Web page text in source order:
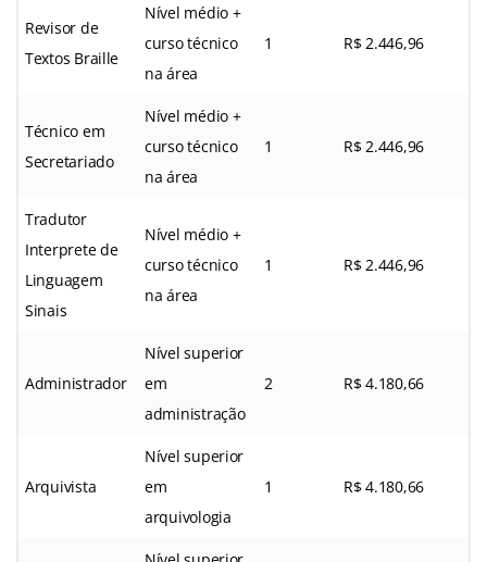
Revisor de
Textos Braille
Nível médio +
curso técnico
na área
1 R$ 2.446,96
Técnico em
Secretariado
Nível médio +
curso técnico
na área
1 R$ 2.446,96
Tradutor
Interprete de
Linguagem
Sinais
Nível médio +
curso técnico
na área
1 R$ 2.446,96
Administrador
Nível superior
em
administração
2 R$ 4.180,66
Arquivista
Nível superior
em
arquivologia
1 R$ 4.180,66